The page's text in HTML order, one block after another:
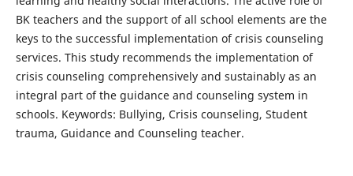
BK teachers and the support of all school elements are the
keys to the successful implementation of crisis counseling
services. This study recommends the implementation of
crisis counseling comprehensively and sustainably as an
integral part of the guidance and counseling system in
schools. Keywords: Bullying, Crisis counseling, Student
trauma, Guidance and Counseling teacher.